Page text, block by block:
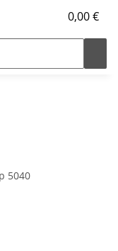
0,00 €